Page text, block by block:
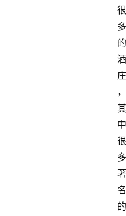
很
多
的
酒
庄
，
其
中
很
多
著
名
的